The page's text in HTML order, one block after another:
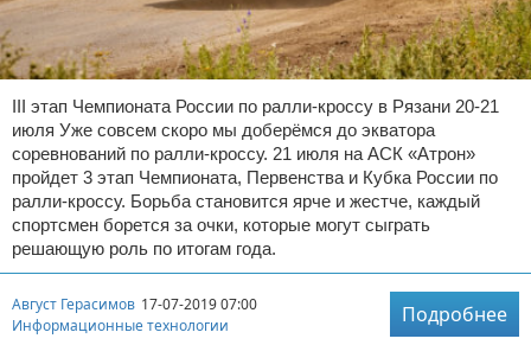
III этап Чемпионата России по ралли-кроссу в Рязани 20-21
июля Уже совсем скоро мы доберёмся до экватора
соревнований по ралли-кроссу. 21 июля на АСК «Атрон»
пройдет 3 этап Чемпионата, Первенства и Кубка России по
ралли-кроссу. Борьба становится ярче и жестче, каждый
спортсмен борется за очки, которые могут сыграть
решающую роль по итогам года.
Август Герасимов 17-07-2019 07:00
Информационные технологии
Подробнее